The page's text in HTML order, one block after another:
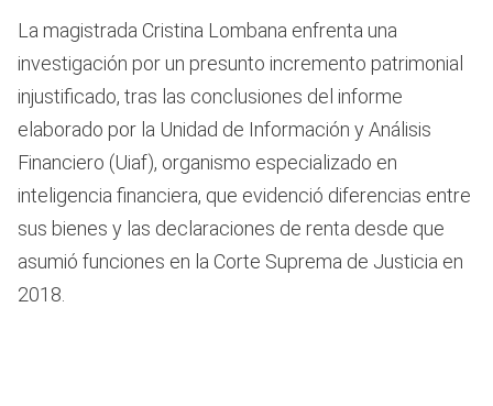
La magistrada Cristina Lombana enfrenta una
investigación por un presunto incremento patrimonial
injustificado, tras las conclusiones del informe
elaborado por la Unidad de Información y Análisis
Financiero (Uiaf), organismo especializado en
inteligencia financiera, que evidenció diferencias entre
sus bienes y las declaraciones de renta desde que
asumió funciones en la Corte Suprema de Justicia en
2018.